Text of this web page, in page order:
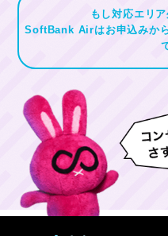
分割回数60回選択時
間62ヵ月から65ヵ月
現金販売価格（割賦
Airターミナル購入の
なお、記載価格は当
社直営店以外で接続
別信用購入あっせん
および購入条件をご
※2モバレコAirのみ
※2モバレコAir ハッ
の適用条件は
※ ご利用いただける
もし対応エリ
SoftBank Airはお申込みか